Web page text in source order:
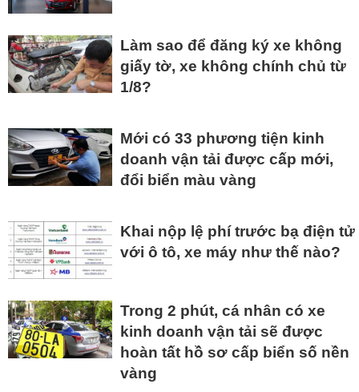
Làm sao để đăng ký xe không
giấy tờ, xe không chính chủ từ
1/8?
Mới có 33 phương tiện kinh
doanh vận tải được cấp mới,
đổi biển màu vàng
Khai nộp lệ phí trước bạ điện tử
với ô tô, xe máy như thế nào?
Trong 2 phút, cá nhân có xe
kinh doanh vận tải sẽ được
hoàn tất hồ sơ cấp biển số nền
vàng